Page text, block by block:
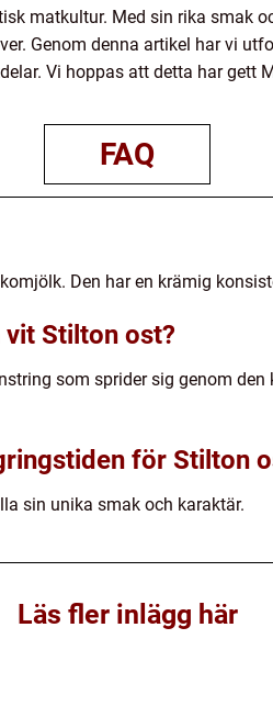
matkultur. Med sin rika smak
Genom denna artikel har vi
Vi hoppas att detta har gett
FAQ
Den har en krämig
Stilton ost?
som sprider sig genom
för Stilton
sin unika smak och karaktär.
Läs fler inlägg här